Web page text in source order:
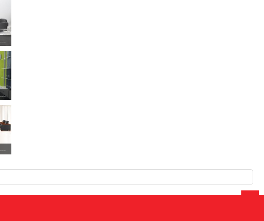
广东办公家具-广东银桥家具有限公司
佛山办公家具-佛山市晟兆家具制品厂
佛山办公家具-佛山市美塞特家具有限公司